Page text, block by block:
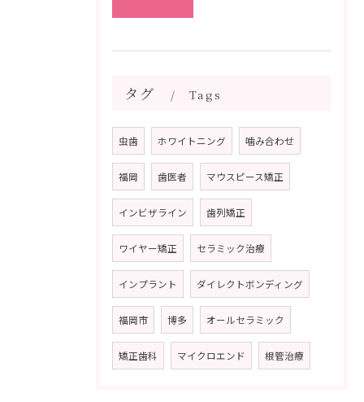
タグ Tags
虫歯 ホワイトニング 噛み合わせ
福岡 歯医者 マウスピース矯正
インビザライン 歯列矯正
ワイヤー矯正 セラミック治療
インプラント ダイレクトボンディング
福岡市 博多 オールセラミック
矯正歯科 マイクロエンド 根管治療